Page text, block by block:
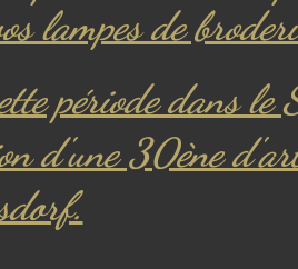
lampes de
période dans le
d'une 30ène